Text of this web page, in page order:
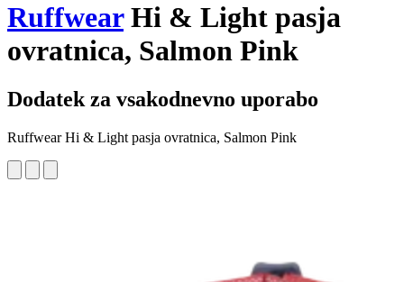
RuffwearHi & Light pasja
ovratnica, Salmon Pink
Dodatek za vsakodnevno uporabo
Ruffwear Hi & Light pasja ovratnica, Salmon Pink